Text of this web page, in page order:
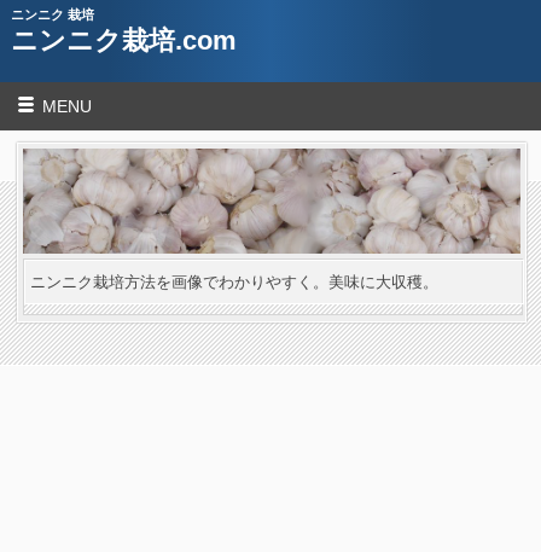
ニンニク 栽培
ニンニク栽培.com
MENU
ニンニク栽培方法を画像でわかりやすく。美味に大収穫。